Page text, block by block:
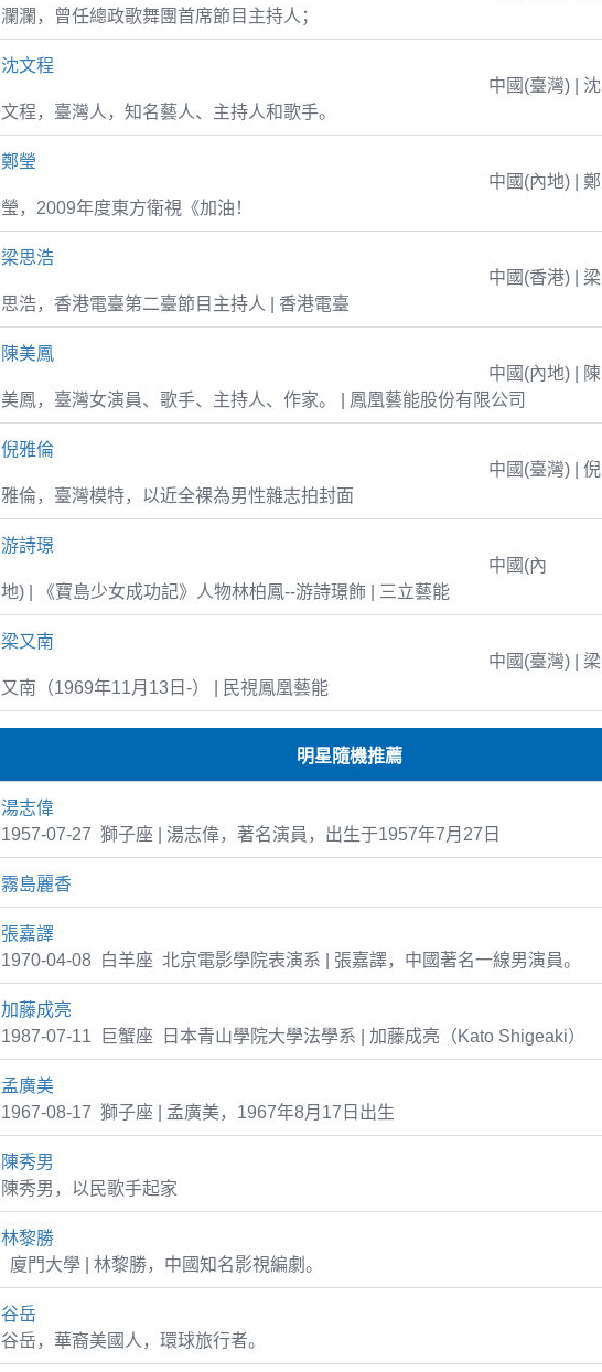
瀾瀾，曾任總政歌舞團首席節目主持人；
沈文程
中國(臺灣) | 沈
文程，臺灣人，知名藝人、主持人和歌手。
鄭瑩
中國(內地) | 鄭
瑩，2009年度東方衛視《加油！
梁思浩
中國(香港) | 梁
思浩，香港電臺第二臺節目主持人 | 香港電臺
陳美鳳
中國(內地) | 陳
美鳳，臺灣女演員、歌手、主持人、作家。 | 鳳凰藝能股份有限公司
倪雅倫
中國(臺灣) | 倪
雅倫，臺灣模特，以近全裸為男性雜志拍封面
游詩璟
中國(內
地) | 《寶島少女成功記》人物林柏鳳--游詩璟飾 | 三立藝能
梁又南
中國(臺灣) | 梁
又南（1969年11月13日-） | 民視鳳凰藝能
明星隨機推薦
湯志偉
1957-07-27 獅子座 | 湯志偉，著名演員，出生于1957年7月27日
霧島麗香
張嘉譯
1970-04-08 白羊座 北京電影學院表演系 | 張嘉譯，中國著名一線男演員。
加藤成亮
1987-07-11 巨蟹座 日本青山學院大學法學系 | 加藤成亮（Kato Shigeaki）
孟廣美
1967-08-17 獅子座 | 孟廣美，1967年8月17日出生
陳秀男
陳秀男，以民歌手起家
林黎勝
廈門大學 | 林黎勝，中國知名影視編劇。
谷岳
谷岳，華裔美國人，環球旅行者。